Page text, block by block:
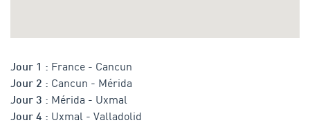
Jour 1 : France - Cancun
Jour 2 : Cancun - Mérida
Jour 3 : Mérida - Uxmal
Jour 4 : Uxmal - Valladolid